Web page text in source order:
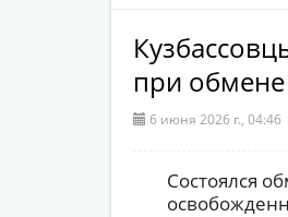
при
6 июня 2026 г., 04:46
Состоялся